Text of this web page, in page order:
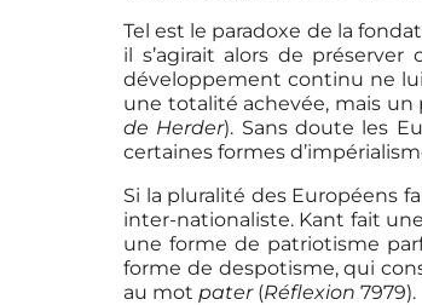
Tel est le paradoxe de la
il s’agirait alors de
développement continu ne lui
une totalité achevée, mais
de Herder). Sans doute les
certaines formes
Si la pluralité des Européens
inter-nationaliste. Kant fait
une forme de patriotisme
forme de despotisme, qui
au mot pater(Réflexion 7979).